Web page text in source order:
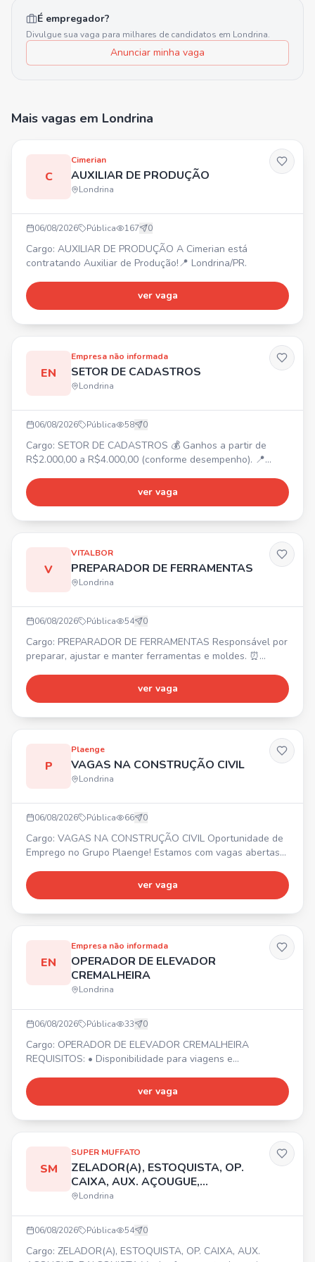
É empregador?
Divulgue sua vaga para milhares de candidatos em Londrina.
Anunciar minha vaga
Mais vagas em Londrina
C
Cimerian
AUXILIAR DE PRODUÇÃO
Londrina
06/08/2026 Pública 167 0
Cargo: AUXILIAR DE PRODUÇÃO A Cimerian está
contratando Auxiliar de Produção!📍 Londrina/PR.
ver vaga
EN
Empresa não informada
SETOR DE CADASTROS
Londrina
06/08/2026 Pública 58 0
Cargo: SETOR DE CADASTROS 💰 Ganhos a partir de
R$2.000,00 a R$4.000,00 (conforme desempenho). 📍
19:30. Sábado: 09:00 às 14:00. ✅ Treinamento fornecido,
não é necessária experiência.
ver vaga
V
VITALBOR
PREPARADOR DE FERRAMENTAS
Londrina
06/08/2026 Pública 54 0
Cargo: PREPARADOR DE FERRAMENTAS Responsável por
preparar, ajustar e manter ferramentas e moldes. ⏰
Salário acima do mercado + Vale-Transporte + Vale-
Alimentação de R$ 521,00 + Seguro de Vida + TotalPass.
ver vaga
P
Plaenge
VAGAS NA CONSTRUÇÃO CIVIL
Londrina
06/08/2026 Pública 66 0
Cargo: VAGAS NA CONSTRUÇÃO CIVIL Oportunidade de
Emprego no Grupo Plaenge! Estamos com vagas abertas
Faça parte da maior construtora do Sul do país!
Encaminhe seu currículo. 📍 Londrina/PR
ver vaga
EN
Empresa não informada
OPERADOR DE ELEVADOR
CREMALHEIRA
Londrina
06/08/2026 Pública 33 0
Cargo: OPERADOR DE ELEVADOR CREMALHEIRA
REQUISITOS: • Disponibilidade para viagens e
Organização e controle • PROATIVIDADE • Início imediato!
📍 Cidade de Londrina/PR. Envie seu currículo por
ver vaga
SM
SUPER MUFFATO
ZELADOR(A), ESTOQUISTA, OP.
CAIXA, AUX. AÇOUGUE,
BALCONISTA
Londrina
06/08/2026 Pública 54 0
Cargo: ZELADOR(A), ESTOQUISTA, OP. CAIXA, AUX.